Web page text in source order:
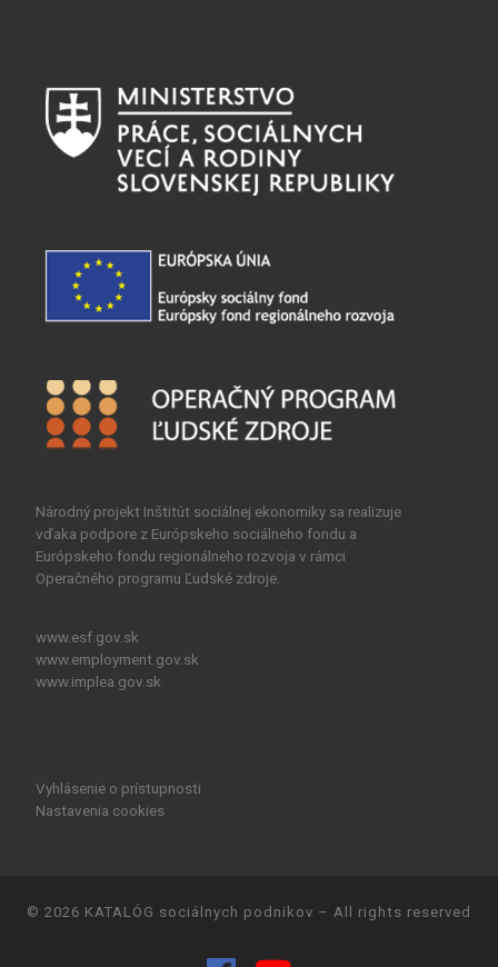
Národný projekt Inštitút sociálnej ekonomiky sa realizuje
vďaka podpore z Európskeho sociálneho fondu a
Európskeho fondu regionálneho rozvoja v rámci
Operačného programu Ľudské zdroje.
www.esf.gov.sk
www.employment.gov.sk
www.implea.gov.sk
Vyhlásenie o prístupnosti
Nastavenia cookies
© 2026 KATALÓG sociálnych podnikov – All rights reserved